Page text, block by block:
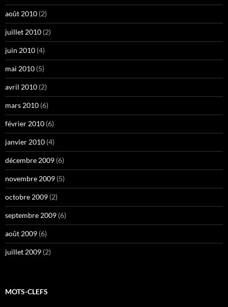
août 2010 (2)
juillet 2010 (2)
juin 2010 (4)
mai 2010 (5)
avril 2010 (2)
mars 2010 (6)
février 2010 (6)
janvier 2010 (4)
décembre 2009 (6)
novembre 2009 (5)
octobre 2009 (2)
septembre 2009 (6)
août 2009 (6)
juillet 2009 (2)
MOTS-CLEFS